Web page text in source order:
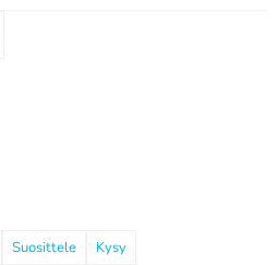
Suosittele Kysy